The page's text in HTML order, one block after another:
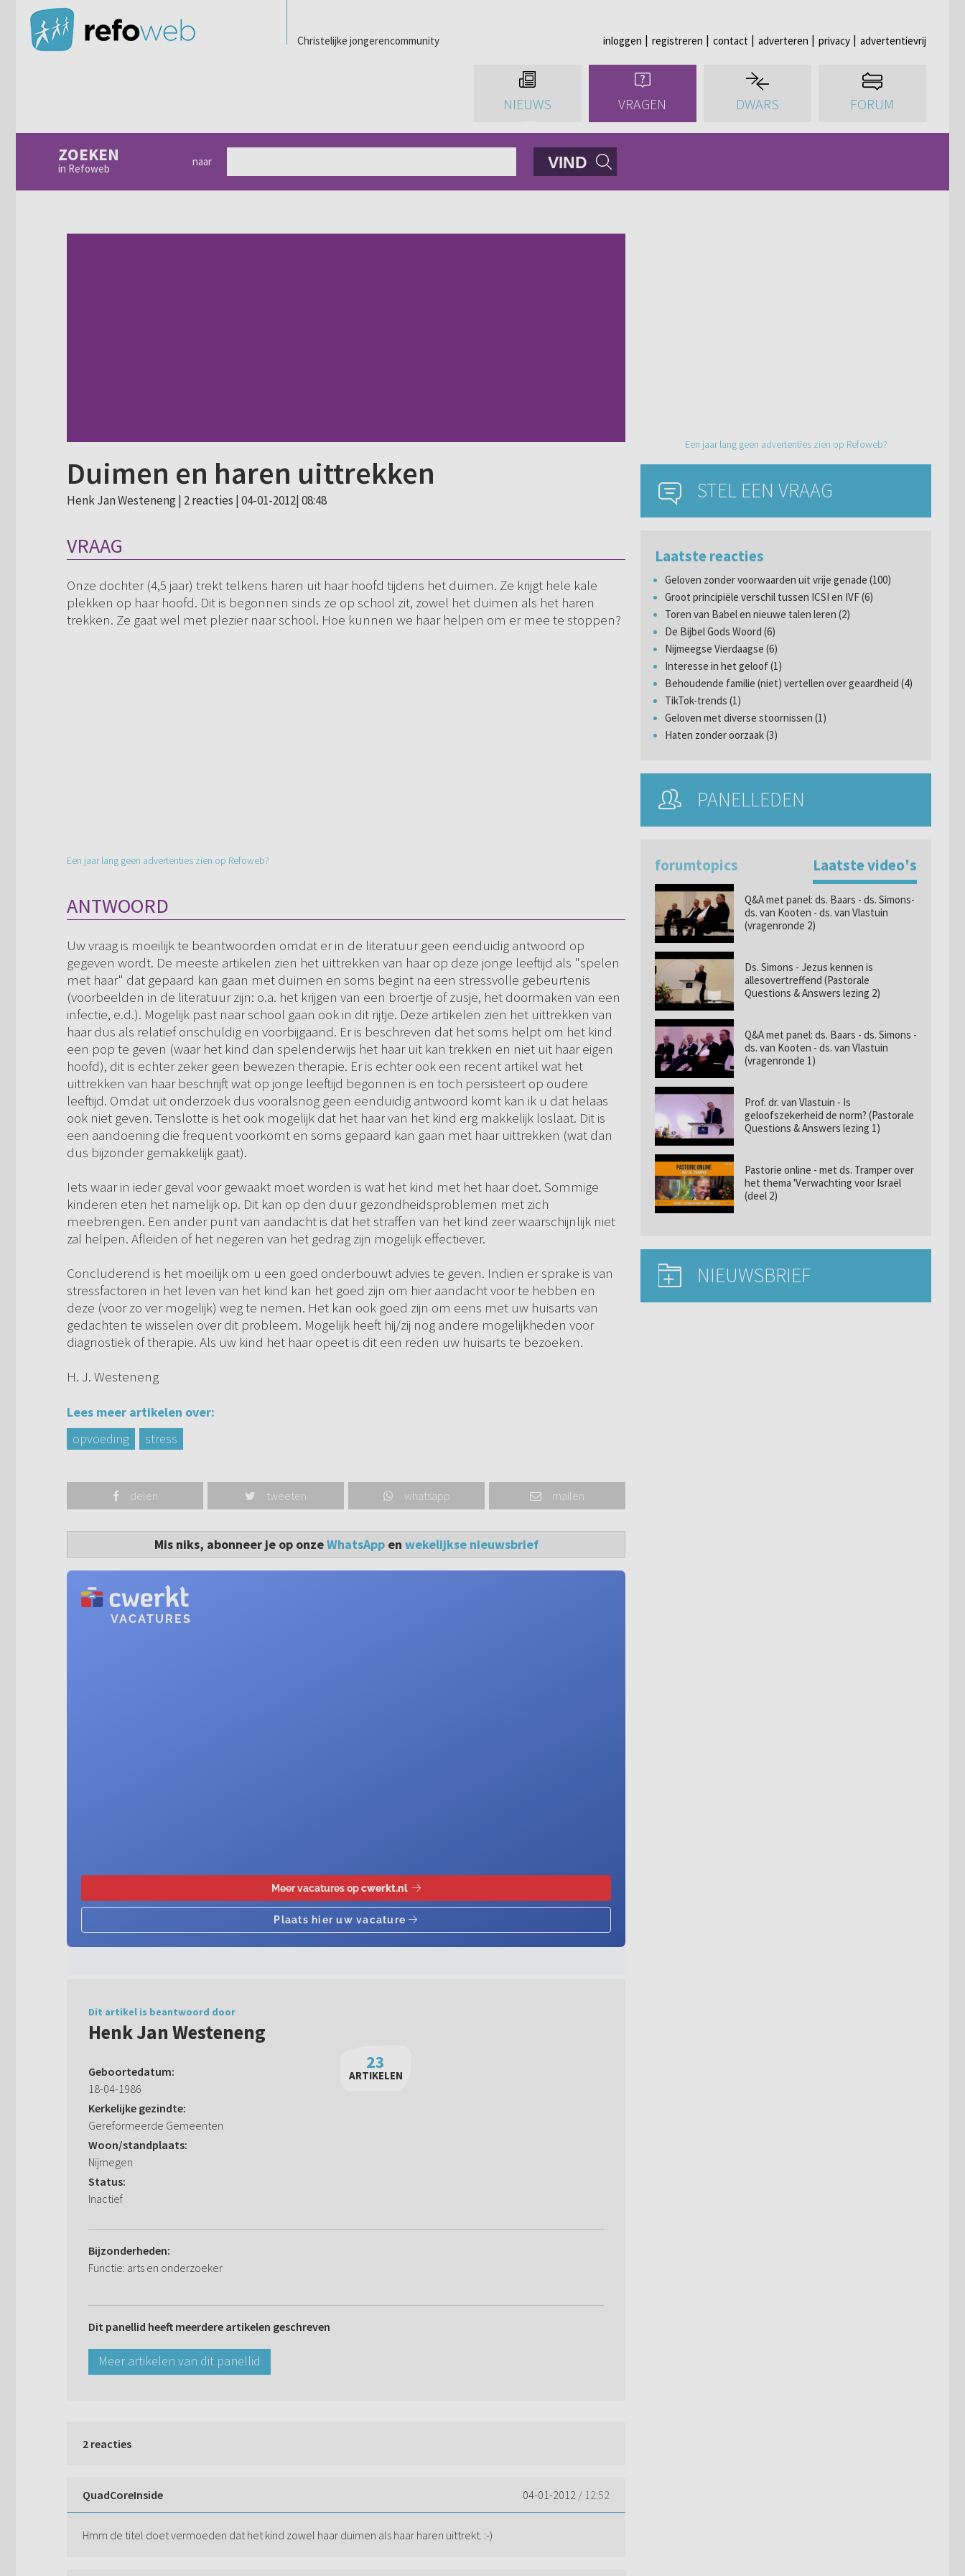
Christelijke jongerencommunity inloggen registreren contact adverteren privacy advertentievrij
NIEUWS VRAGEN DWARS FORUM
ZOEKEN
in Refoweb
naar VIND
Duimen en haren uittrekken
Henk Jan Westeneng | 2 reacties | 04-01-2012| 08:48
VRAAG
Onze dochter (4,5 jaar) trekt telkens haren uit haar hoofd tijdens het duimen. Ze krijgt hele kale
plekken op haar hoofd. Dit is begonnen sinds ze op school zit, zowel het duimen als het haren
trekken. Ze gaat wel met plezier naar school. Hoe kunnen we haar helpen om er mee te stoppen?
Een jaar lang geen advertenties zien op Refoweb?
ANTWOORD
Uw vraag is moeilijk te beantwoorden omdat er in de literatuur geen eenduidig antwoord op
gegeven wordt. De meeste artikelen zien het uittrekken van haar op deze jonge leeftijd als "spelen
met haar" dat gepaard kan gaan met duimen en soms begint na een stressvolle gebeurtenis
(voorbeelden in de literatuur zijn: o.a. het krijgen van een broertje of zusje, het doormaken van een
infectie, e.d.). Mogelijk past naar school gaan ook in dit rijtje. Deze artikelen zien het uittrekken van
haar dus als relatief onschuldig en voorbijgaand. Er is beschreven dat het soms helpt om het kind
een pop te geven (waar het kind dan spelenderwijs het haar uit kan trekken en niet uit haar eigen
hoofd), dit is echter zeker geen bewezen therapie. Er is echter ook een recent artikel wat het
uittrekken van haar beschrijft wat op jonge leeftijd begonnen is en toch persisteert op oudere
leeftijd. Omdat uit onderzoek dus vooralsnog geen eenduidig antwoord komt kan ik u dat helaas
ook niet geven. Tenslotte is het ook mogelijk dat het haar van het kind erg makkelijk loslaat. Dit is
een aandoening die frequent voorkomt en soms gepaard kan gaan met haar uittrekken (wat dan
dus bijzonder gemakkelijk gaat).
Iets waar in ieder geval voor gewaakt moet worden is wat het kind met het haar doet. Sommige
kinderen eten het namelijk op. Dit kan op den duur gezondheidsproblemen met zich
meebrengen. Een ander punt van aandacht is dat het straffen van het kind zeer waarschijnlijk niet
zal helpen. Afleiden of het negeren van het gedrag zijn mogelijk effectiever.
Concluderend is het moeilijk om u een goed onderbouwt advies te geven. Indien er sprake is van
stressfactoren in het leven van het kind kan het goed zijn om hier aandacht voor te hebben en
deze (voor zo ver mogelijk) weg te nemen. Het kan ook goed zijn om eens met uw huisarts van
gedachten te wisselen over dit probleem. Mogelijk heeft hij/zij nog andere mogelijkheden voor
diagnostiek of therapie. Als uw kind het haar opeet is dit een reden uw huisarts te bezoeken.
H. J. Westeneng
Lees meer artikelen over:
opvoeding
stress
delen tweeten whatsapp mailen
Mis niks, abonneer je op onzeWhatsAppen wekelijkse nieuwsbrief
Dit artikel is beantwoord door
Henk Jan Westeneng
Geboortedatum:
18-04-1986
Kerkelijke gezindte:
Gereformeerde Gemeenten
Woon/standplaats:
Nijmegen
Status:
Inactief
23
ARTIKELEN
Bijzonderheden:
Functie: arts en onderzoeker
Dit panellid heeft meerdere artikelen geschreven
Meer artikelen van dit panellid
2 reacties
QuadCoreInside 04-01-2012 / 12:52
Hmm de titel doet vermoeden dat het kind zowel haar duimen als haar haren uittrekt. :-)
Een jaar lang geen advertenties zien op Refoweb?
STEL EEN VRAAG
Laatste reacties
Geloven zonder voorwaarden uit vrije genade (100)
Groot principiële verschil tussen ICSI en IVF (6)
Toren van Babel en nieuwe talen leren (2)
De Bijbel Gods Woord (6)
Nijmeegse Vierdaagse (6)
Interesse in het geloof (1)
Behoudende familie (niet) vertellen over geaardheid (4)
TikTok-trends (1)
Geloven met diverse stoornissen (1)
Haten zonder oorzaak (3)
PANELLEDEN
forumtopics Laatste video's
Q&A met panel: ds. Baars - ds. Simons-
ds. van Kooten - ds. van Vlastuin
(vragenronde 2)
Ds. Simons - Jezus kennen is
allesovertreffend (Pastorale
Questions & Answers lezing 2)
Q&A met panel: ds. Baars - ds. Simons -
ds. van Kooten - ds. van Vlastuin
(vragenronde 1)
Prof. dr. van Vlastuin - Is
geloofszekerheid de norm? (Pastorale
Questions & Answers lezing 1)
Pastorie online - met ds. Tramper over
het thema 'Verwachting voor Israël
(deel 2)
NIEUWSBRIEF